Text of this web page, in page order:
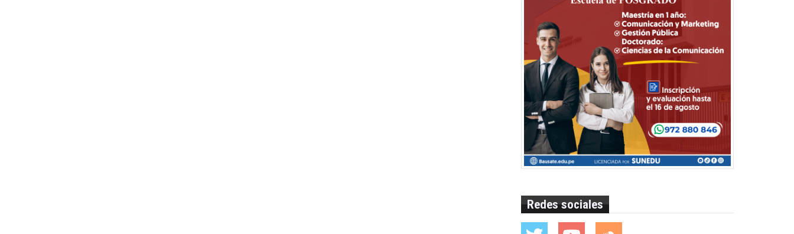
Redes sociales